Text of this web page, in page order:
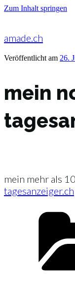
Zum Inhalt springen
amade.ch
Veröffentlicht am 26.
mein
mein mehr als
tagesanzeiger.ch